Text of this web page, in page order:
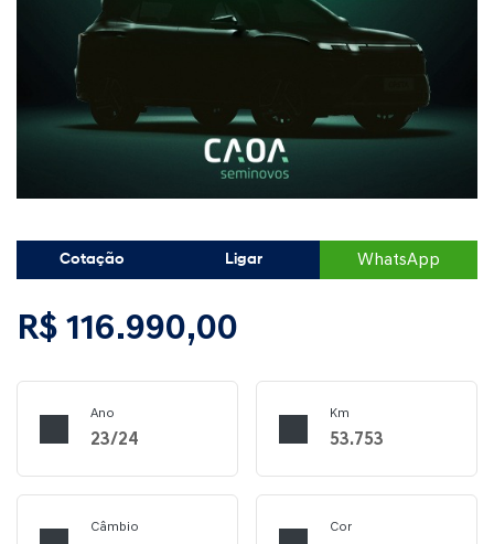
Cotação Ligar WhatsApp
R$ 116.990,00
Ano
23/24
Km
53.753
Câmbio Cor